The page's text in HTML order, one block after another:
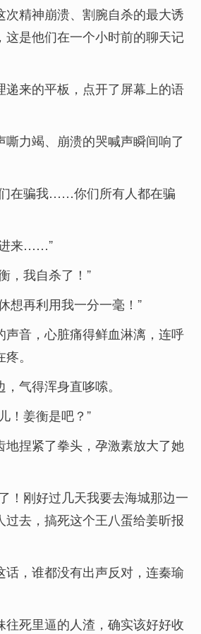
次精神崩溃、割腕自杀的最大诱
这是他们在一个小时前的聊天记
递来的平板，点开了屏幕上的语
嘶力竭、崩溃的哭喊声瞬间响了
在骗我……你们所有人都在骗
来……”
，我自杀了！”
想再利用我一分一毫！”
声音，心脏痛得鲜血淋漓，连呼
。
气得浑身直哆嗦。
！姜衡是吧？”
地捏紧了拳头，孕激素放大了她
！刚好过几天我要去海城那边一
过去，搞死这个王八蛋给姜昕报
话，谁都没有出声反对，连秦瑜
往死里逼的人渣，确实该好好收